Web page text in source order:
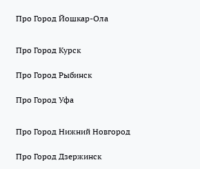
Про Город Йошкар-Ола
Про Город Курск
Про Город Рыбинск
Про Город Уфа
Про Город Нижний Новгород
Про Город Дзержинск